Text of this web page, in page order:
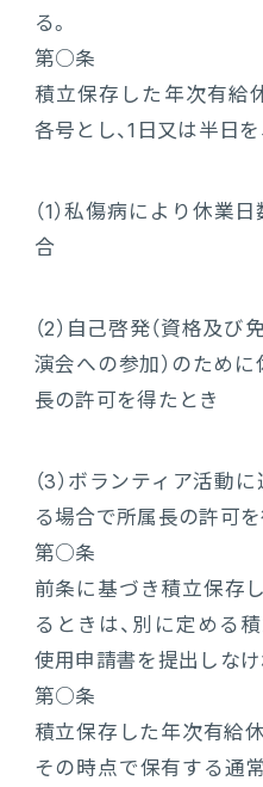
る。
第○条
積立保存した年次有給
各号とし、1日又は半日を
（1）私傷病により休業日
合
（2） 自己啓発（資格及び
演会への参加）のため
長の許可を得たとき
（3） ボランティア活動
る場合で所属長の許可
第○条
前条に基づき積立保存
るときは、別に定める
使用申請書を提出しなけ
第○条
積立保存した年次有給
その時点で保有する通